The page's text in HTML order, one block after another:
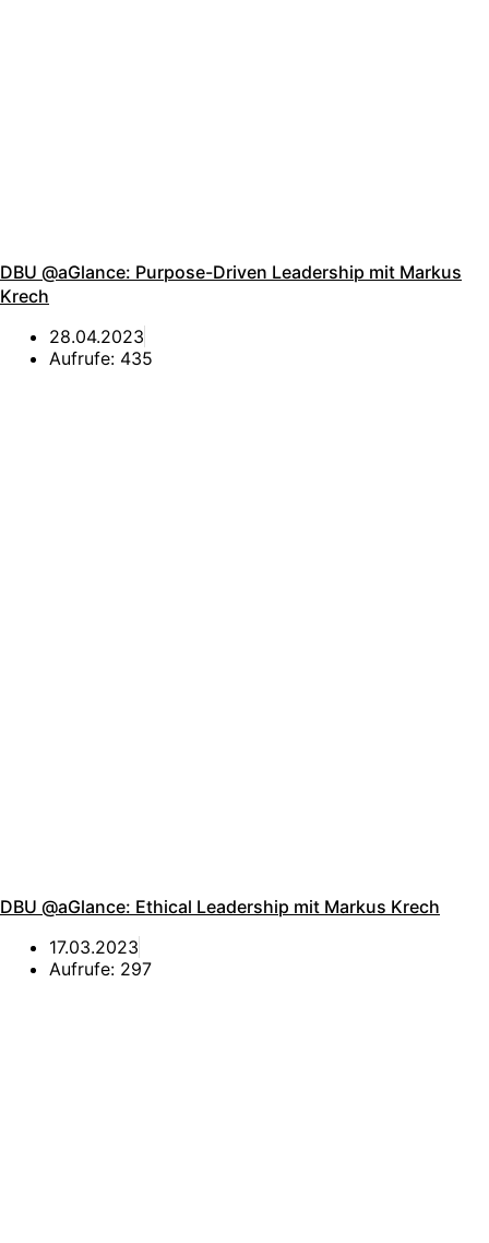
DBU @aGlance: Purpose-Driven Leadership mit Markus
Krech
28.04.2023
Aufrufe: 435
DBU @aGlance: Ethical Leadership mit Markus Krech
17.03.2023
Aufrufe: 297